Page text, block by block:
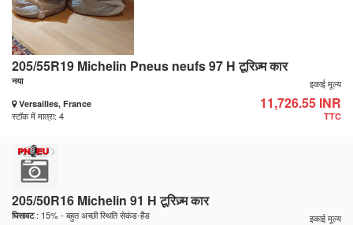
205/55R19 Michelin Pneus neufs 97 H टूरिज़्म कार
नया
Versailles, France
स्टॉक में मात्रा: 4
इकाई मूल्य
11,726.55 INR
TTC
205/50R16 Michelin 91 H टूरिज़्म कार
घिसावट: 15% - बहुत अच्छी स्थिति सेकंड-हैंड इकाई मूल्य